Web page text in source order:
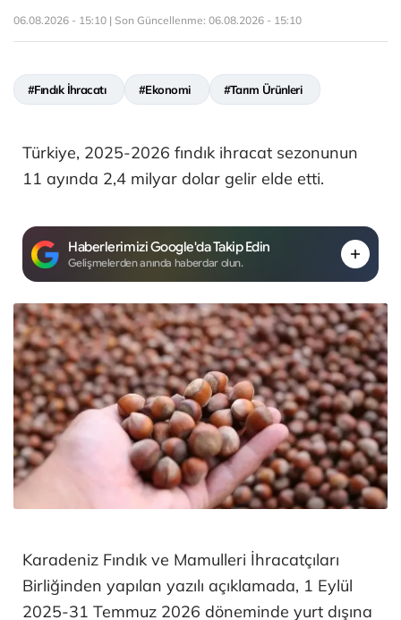
06.08.2026 - 15:10 | Son Güncellenme: 06.08.2026 - 15:10
#Fındık İhracatı #Ekonomi #Tarım Ürünleri
Türkiye, 2025-2026 fındık ihracat sezonunun
11 ayında 2,4 milyar dolar gelir elde etti.
Haberlerimizi Google'da Takip Edin
Gelişmelerden anında haberdar olun.
Karadeniz Fındık ve Mamulleri İhracatçıları
Birliğinden yapılan yazılı açıklamada, 1 Eylül
2025-31 Temmuz 2026 döneminde yurt dışına